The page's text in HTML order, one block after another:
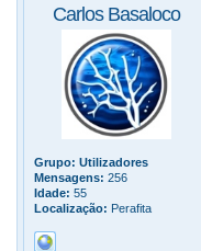
Carlos Basaloco
Grupo: Utilizadores
Mensagens: 256
Idade: 55
Localização: Perafita